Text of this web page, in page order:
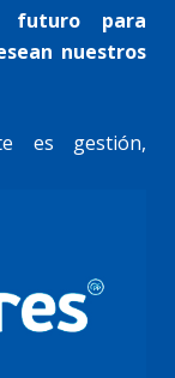
futuro para
nuestros
es gestión,